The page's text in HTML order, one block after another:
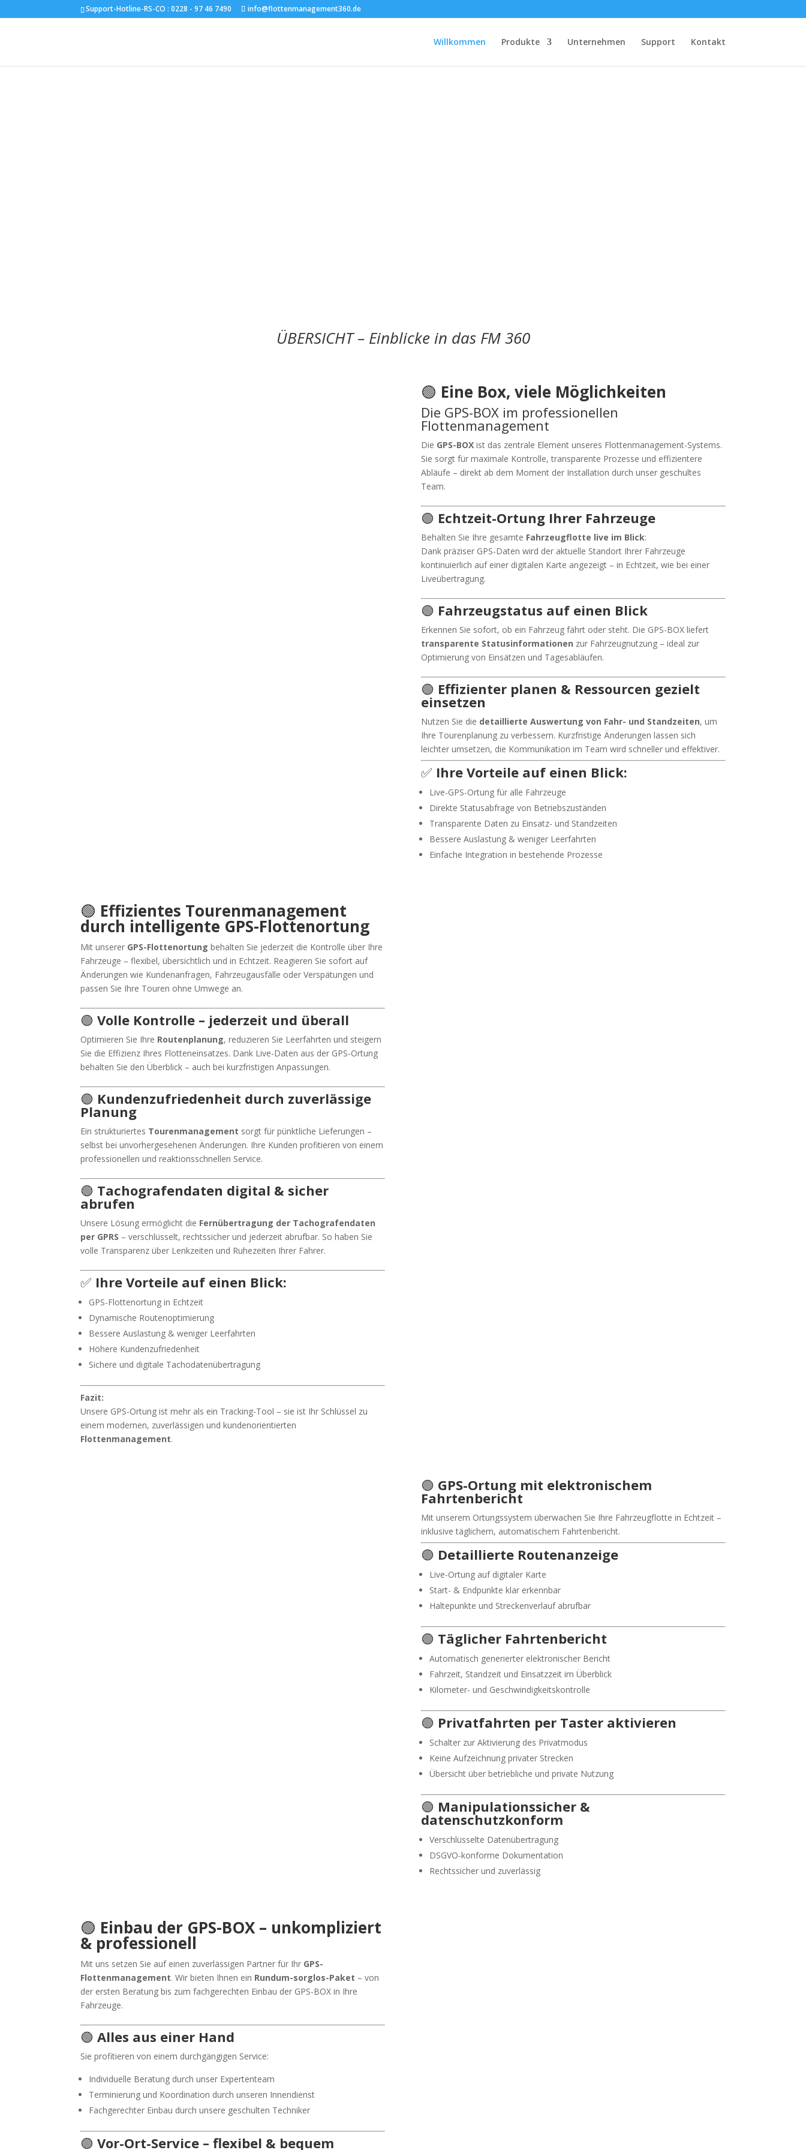
Support-Hotline-RS-CO :0228 - 97 46 7490 info@flottenmanagement360.de
Willkommen Produkte Unternehmen Support Kontakt
ÜBERSICHT – Einblicke in das FM 360
🟢 Eine Box, viele Möglichkeiten
Die GPS-BOX im professionellen
Flottenmanagement
Die GPS-BOXist das zentrale Element unseres Flottenmanagement-Systems.
Sie sorgt für maximale Kontrolle, transparente Prozesse und effizientere
Abläufe – direkt ab dem Moment der Installation durch unser geschultes
Team.
🟢 Echtzeit-Ortung Ihrer Fahrzeuge
Behalten Sie Ihre gesamte Fahrzeugflotte live im Blick:
Dank präziser GPS-Daten wird der aktuelle Standort Ihrer Fahrzeuge
kontinuierlich auf einer digitalen Karte angezeigt – in Echtzeit, wie bei einer
Liveübertragung.
🟢 Fahrzeugstatus auf einen Blick
Erkennen Sie sofort, ob ein Fahrzeug fährt oder steht. Die GPS-BOX liefert
transparente Statusinformationen zur Fahrzeugnutzung – ideal zur
Optimierung von Einsätzen und Tagesabläufen.
🟢 Effizienter planen & Ressourcen gezielt
einsetzen
Nutzen Sie die detaillierte Auswertung von Fahr- und Standzeiten, um
Ihre Tourenplanung zu verbessern. Kurzfristige Änderungen lassen sich
leichter umsetzen, die Kommunikation im Team wird schneller und effektiver.
✅ Ihre Vorteile auf einen Blick:
Live-GPS-Ortung für alle Fahrzeuge
Direkte Statusabfrage von Betriebszuständen
Transparente Daten zu Einsatz- und Standzeiten
Bessere Auslastung & weniger Leerfahrten
Einfache Integration in bestehende Prozesse
🟢 Effizientes Tourenmanagement
durch intelligente GPS-Flottenortung
Mit unserer GPS-Flottenortung behalten Sie jederzeit die Kontrolle über Ihre
Fahrzeuge – flexibel, übersichtlich und in Echtzeit. Reagieren Sie sofort auf
Änderungen wie Kundenanfragen, Fahrzeugausfälle oder Verspätungen und
passen Sie Ihre Touren ohne Umwege an.
🟢Volle Kontrolle – jederzeit und überall
Optimieren Sie Ihre Routenplanung, reduzieren Sie Leerfahrten und steigern
Sie die Effizienz Ihres Flotteneinsatzes. Dank Live-Daten aus der GPS-Ortung
behalten Sie den Überblick – auch bei kurzfristigen Anpassungen.
🟢 Kundenzufriedenheit durch zuverlässige
Planung
Ein strukturiertes Tourenmanagement sorgt für pünktliche Lieferungen –
selbst bei unvorhergesehenen Änderungen. Ihre Kunden profitieren von einem
professionellen und reaktionsschnellen Service.
🟢 Tachografendaten digital & sicher
abrufen
Unsere Lösung ermöglicht die Fernübertragung der Tachografendaten
per GPRS – verschlüsselt, rechtssicher und jederzeit abrufbar. So haben Sie
volle Transparenz über Lenkzeiten und Ruhezeiten Ihrer Fahrer.
✅ Ihre Vorteile auf einen Blick:
GPS-Flottenortung in Echtzeit
Dynamische Routenoptimierung
Bessere Auslastung & weniger Leerfahrten
Höhere Kundenzufriedenheit
Sichere und digitale Tachodatenübertragung
Fazit:
Unsere GPS-Ortung ist mehr als ein Tracking-Tool – sie ist Ihr Schlüssel zu
einem modernen, zuverlässigen und kundenorientierten
Flottenmanagement.
🟢 GPS-Ortung mit elektronischem
Fahrtenbericht
Mit unserem Ortungssystem überwachen Sie Ihre Fahrzeugflotte in Echtzeit –
inklusive täglichem, automatischem Fahrtenbericht.
🟢 Detaillierte Routenanzeige
Live-Ortung auf digitaler Karte
Start- & Endpunkte klar erkennbar
Haltepunkte und Streckenverlauf abrufbar
🟢 Täglicher Fahrtenbericht
Automatisch generierter elektronischer Bericht
Fahrzeit, Standzeit und Einsatzzeit im Überblick
Kilometer- und Geschwindigkeitskontrolle
🟢 Privatfahrten per Taster aktivieren
Schalter zur Aktivierung des Privatmodus
Keine Aufzeichnung privater Strecken
Übersicht über betriebliche und private Nutzung
🟢 Manipulationssicher &
datenschutzkonform
Verschlüsselte Datenübertragung
DSGVO-konforme Dokumentation
Rechtssicher und zuverlässig
🟢 Einbau der GPS-BOX – unkompliziert
& professionell
Mit uns setzen Sie auf einen zuverlässigen Partner für Ihr GPS-
Flottenmanagement. Wir bieten Ihnen ein Rundum-sorglos-Paket – von
der ersten Beratung bis zum fachgerechten Einbau der GPS-BOX in Ihre
Fahrzeuge.
🟢Alles aus einer Hand
Sie profitieren von einem durchgängigen Service:
Individuelle Beratung durch unser Expertenteam
Terminierung und Koordination durch unseren Innendienst
Fachgerechter Einbau durch unsere geschulten Techniker
🟢Vor-Ort-Service – flexibel & bequem